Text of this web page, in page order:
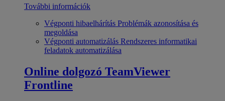
További információk
Végponti hibaelhárítás Problémák azonosítása és
megoldása
Végponti automatizálás Rendszeres informatikai
feladatok automatizálása
Online dolgozó TeamViewer
Frontline